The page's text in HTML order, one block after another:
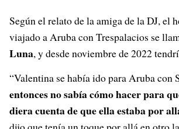
Según el relato de la amiga de la DJ, el
viajado a Aruba con Trespalacios se
Luna, ydesde noviembre de 2022
“Valentina se había ido para Aruba con
entonces no sabía cómo hacer para
diera cuenta de que ella estaba por